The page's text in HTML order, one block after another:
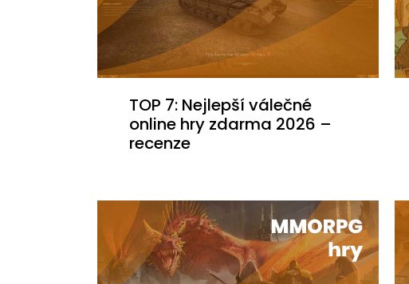
TOP 7: Nejlepší válečné
online hry zdarma 2026 –
recenze